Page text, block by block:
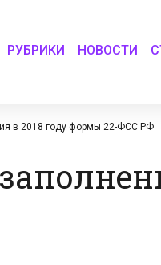
РУБРИКИ НОВОСТИ
в 2018 году формы 22-ФСС РФ